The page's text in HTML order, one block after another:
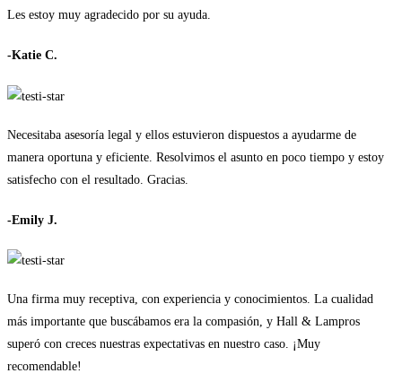
Les estoy muy agradecido por su ayuda.
-Katie C.
Necesitaba asesoría legal y ellos estuvieron dispuestos a ayudarme de
manera oportuna y eficiente. Resolvimos el asunto en poco tiempo y estoy
satisfecho con el resultado. Gracias.
-Emily J.
Una firma muy receptiva, con experiencia y conocimientos. La cualidad
más importante que buscábamos era la compasión, y Hall & Lampros
superó con creces nuestras expectativas en nuestro caso. ¡Muy
recomendable!